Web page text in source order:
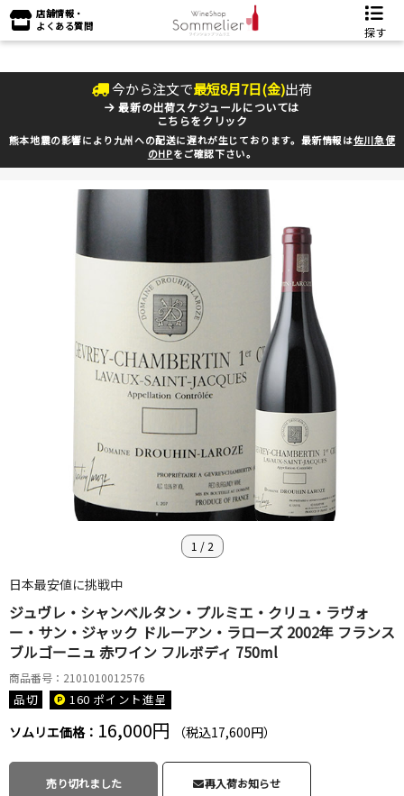
店舗情報・
よくある質問
探す
今から注文で最短8月7日(金)出荷
最新の出荷スケジュールについては
こちらをクリック
熊本地震の影響により九州への配送に遅れが生じております。最新情報は佐川急便
のHPをご確認下さい。
1 / 2
日本最安値に挑戦中
ジュヴレ・シャンベルタン・プルミエ・クリュ・ラヴォ
ー・サン・ジャック ドルーアン・ラローズ 2002年 フランス
ブルゴーニュ 赤ワイン フルボディ 750ml
商品番号：2101010012576
品切 160 ポイント進呈
ソムリエ価格： 16,000円 （税込17,600円）
売り切れました 再入荷お知らせ